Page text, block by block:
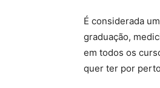
É considerada
graduação,
em todos os
quer ter por